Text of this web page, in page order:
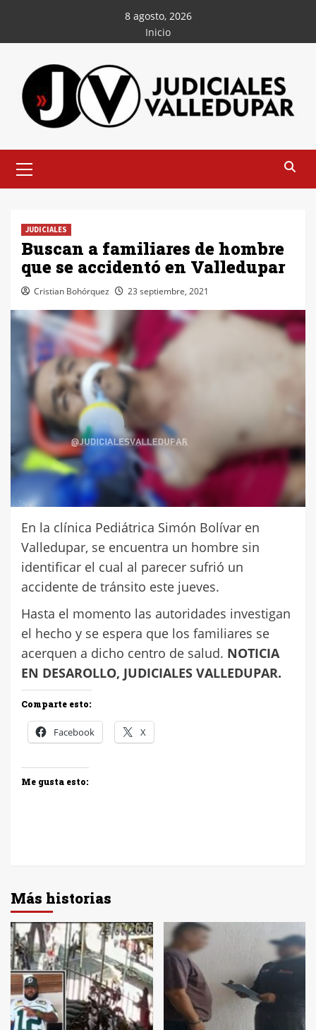
contenido
8 agosto, 2026
Inicio
principal
JUDICIALES
Buscan a familiares de hombre
que se accidentó en Valledupar
Cristian Bohórquez 23 septiembre, 2021
En la clínica Pediátrica Simón Bolívar en
Valledupar, se encuentra un hombre sin
identificar el cual al parecer sufrió un
accidente de tránsito este jueves.
Hasta el momento las autoridades investigan
el hecho y se espera que los familiares se
acerquen a dicho centro de salud. NOTICIA
EN DESAROLLO, JUDICIALES VALLEDUPAR.
Comparte esto:
Facebook X
Me gusta esto:
Más historias